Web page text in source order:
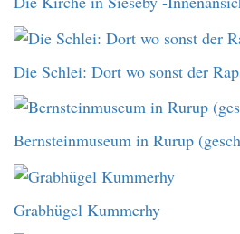
Die Schlei: Dort wo sonst der
Bernsteinmuseum in Rurup
Grabhügel Kummerhy